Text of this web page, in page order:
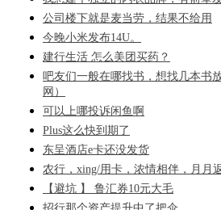
公司楼下就是麦当劳，结果不给用
今晚小米发布14U。
建行生活 怎么美团买药？
吧友们一般在哪找书，想找几本书
网）
可以上哪投诉闲鱼啊
Plus这么快到期了
东呈酒店e卡还没发货
农行，xing/用卡，浓情相伴，月月
【避坑 】 鲁汇券10元大毛